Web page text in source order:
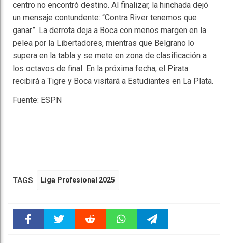
centro no encontró destino. Al finalizar, la hinchada dejó
un mensaje contundente: “Contra River tenemos que
ganar”. La derrota deja a Boca con menos margen en la
pelea por la Libertadores, mientras que Belgrano lo
supera en la tabla y se mete en zona de clasificación a
los octavos de final. En la próxima fecha, el Pirata
recibirá a Tigre y Boca visitará a Estudiantes en La Plata.
Fuente: ESPN
TAGS Liga Profesional 2025